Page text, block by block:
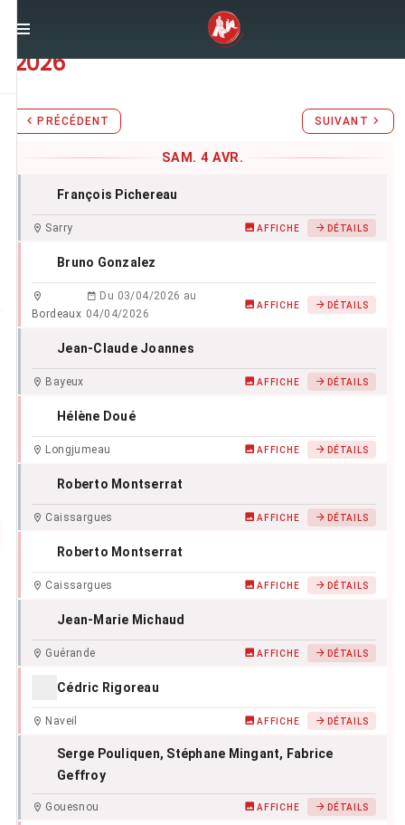
Stages d'Aïkido dusamedi 4 avril
2026
PRÉCÉDENT SUIVANT
SAM. 4 AVR.
François Pichereau
Sarry AFFICHE DÉTAILS
Bruno Gonzalez
Bordeaux
Du 03/04/2026 au
04/04/2026
AFFICHE DÉTAILS
Jean-Claude Joannes
Bayeux AFFICHE DÉTAILS
Hélène Doué
Longjumeau AFFICHE DÉTAILS
Roberto Montserrat
Caissargues AFFICHE DÉTAILS
Roberto Montserrat
Caissargues AFFICHE DÉTAILS
Jean-Marie Michaud
Guérande AFFICHE DÉTAILS
Cédric Rigoreau
Naveil AFFICHE DÉTAILS
Serge Pouliquen, Stéphane Mingant, Fabrice
Geffroy
Gouesnou AFFICHE DÉTAILS